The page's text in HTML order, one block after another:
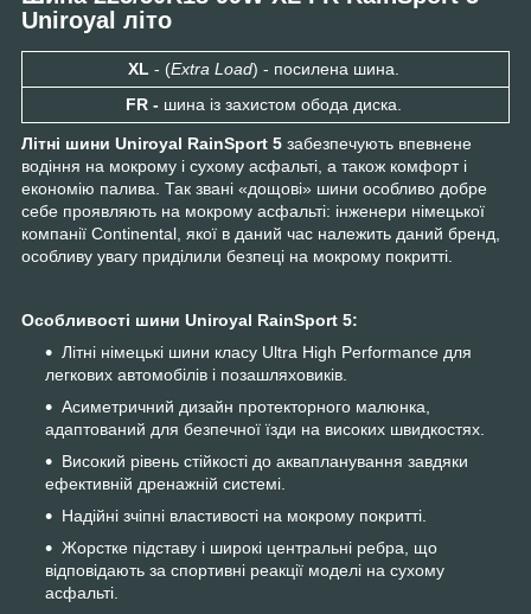
Uniroyal літо
XL- (Extra Load) - посилена шина.
FR - шина із захистом обода диска.
Літні шини Uniroyal RainSport 5 забезпечують впевнене
водіння на мокрому і сухому асфальті, а також комфорт і
економію палива. Так звані «дощові» шини особливо добре
себе проявляють на мокрому асфальті: інженери німецької
компанії Continental, якої в даний час належить даний бренд,
особливу увагу приділили безпеці на мокрому покритті.
Особливості шини Uniroyal RainSport 5:
Літні німецькі шини класу Ultra High Performance для
легкових автомобілів і позашляховиків.
Асиметричний дизайн протекторного малюнка,
адаптований для безпечної їзди на високих швидкостях.
Високий рівень стійкості до аквапланування завдяки
ефективній дренажній системі.
Надійні зчіпні властивості на мокрому покритті.
Жорстке підставу і широкі центральні ребра, що
відповідають за спортивні реакції моделі на сухому
асфальті.